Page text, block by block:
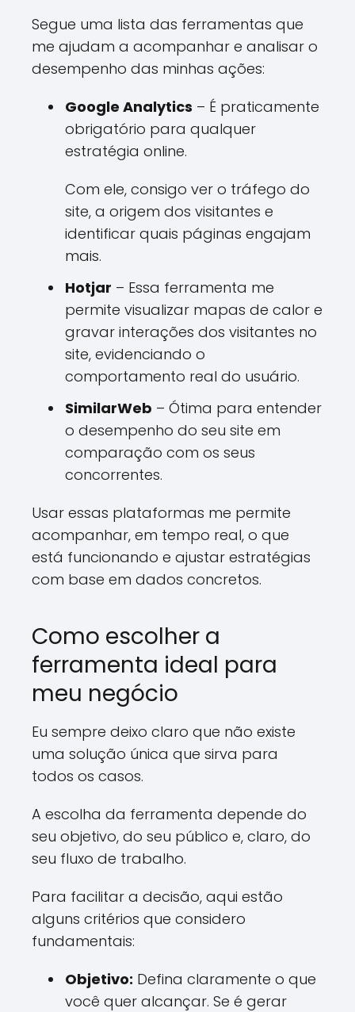
Segue uma lista das ferramentas que
me ajudam a acompanhar e analisar o
desempenho das minhas ações:
Google Analytics – É praticamente
obrigatório para qualquer
estratégia online.
Com ele, consigo ver o tráfego do
site, a origem dos visitantes e
identificar quais páginas engajam
mais.
Hotjar – Essa ferramenta me
permite visualizar mapas de calor e
gravar interações dos visitantes no
site, evidenciando o
comportamento real do usuário.
SimilarWeb – Ótima para entender
o desempenho do seu site em
comparação com os seus
concorrentes.
Usar essas plataformas me permite
acompanhar, em tempo real, o que
está funcionando e ajustar estratégias
com base em dados concretos.
Como escolher a
ferramenta ideal para
meu negócio
Eu sempre deixo claro que não existe
uma solução única que sirva para
todos os casos.
A escolha da ferramenta depende do
seu objetivo, do seu público e, claro, do
seu fluxo de trabalho.
Para facilitar a decisão, aqui estão
alguns critérios que considero
fundamentais:
Objetivo: Defina claramente o que
você quer alcançar. Se é gerar